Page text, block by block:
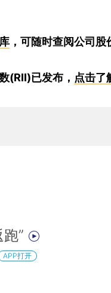
，可随时查阅公司
(RII)已发布， 点击了
”
APP打开